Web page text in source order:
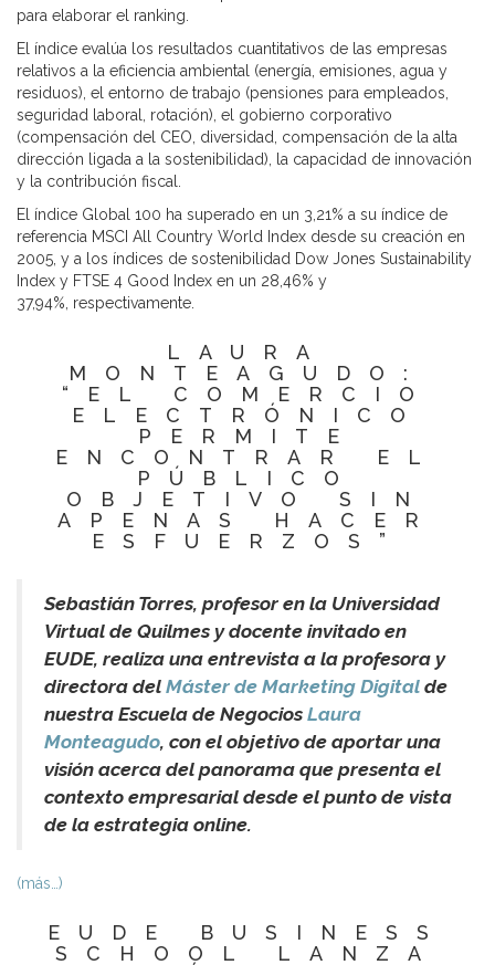
para elaborar el ranking.
El índice evalúa los resultados cuantitativos de las empresas
relativos a la eficiencia ambiental (energía, emisiones, agua y
residuos), el entorno de trabajo (pensiones para empleados,
seguridad laboral, rotación), el gobierno corporativo
(compensación del CEO, diversidad, compensación de la alta
dirección ligada a la sostenibilidad), la capacidad de innovación
y la contribución fiscal.
El índice Global 100 ha superado en un 3,21% a su índice de
referencia MSCI All Country World Index desde su creación en
2005, y a los índices de sostenibilidad Dow Jones Sustainability
Index y FTSE 4 Good Index en un 28,46% y
37,94%, respectivamente.
LAURA
MONTEAGUDO:
“EL COMERCIO
ELECTRÓNICO
PERMITE
ENCONTRAR EL
PÚBLICO
OBJETIVO SIN
APENAS HACER
ESFUERZOS”
Sebastián Torres, profesor en la Universidad
Virtual de Quilmes y docente invitado en
EUDE, realiza una entrevista a la profesora y
directora del Máster de Marketing Digital de
nuestra Escuela de Negocios Laura
Monteagudo, con el objetivo de aportar una
visión acerca del panorama que presenta el
contexto empresarial desde el punto de vista
de la estrategia online.
(más…)
EUDE BUSINESS
SCHOOL LANZA